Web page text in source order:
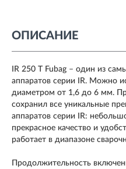
ОПИСАНИЕ
IR 250 T Fubag – один из
аппаратов серии IR. Можно
диаметром от 1,6 до 6 мм.
сохранил все уникальные
аппаратов серии IR:
прекрасное качество и
работает в диапазоне
Продолжительность